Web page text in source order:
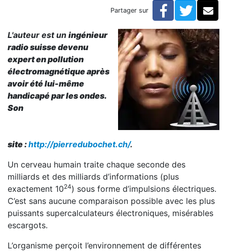
Hypersensibilités environnementales
L’intolérance aux ondes est souvent confondue avec
Partager sur Facebook
L'auteur est un ingénieur
radio suisse devenu
expert en pollution
électromagnétique après
avoir été lui-même
handicapé par les ondes.
Son
site:http://pierredubochet.ch/.
Un cerveau humain traite chaque seconde des
milliards et des milliards d’informations (plus
exactement 1024) sous forme d’impulsions électriques.
C’est sans aucune comparaison possible avec les plus
puissants supercalculateurs électroniques, misérables
escargots.
L’organisme perçoit l’environnement de différentes